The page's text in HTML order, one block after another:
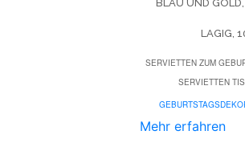
BLAU UND
LAGIG,
SERVIETTEN ZUM
SERVIETTEN
Mehr erfahren